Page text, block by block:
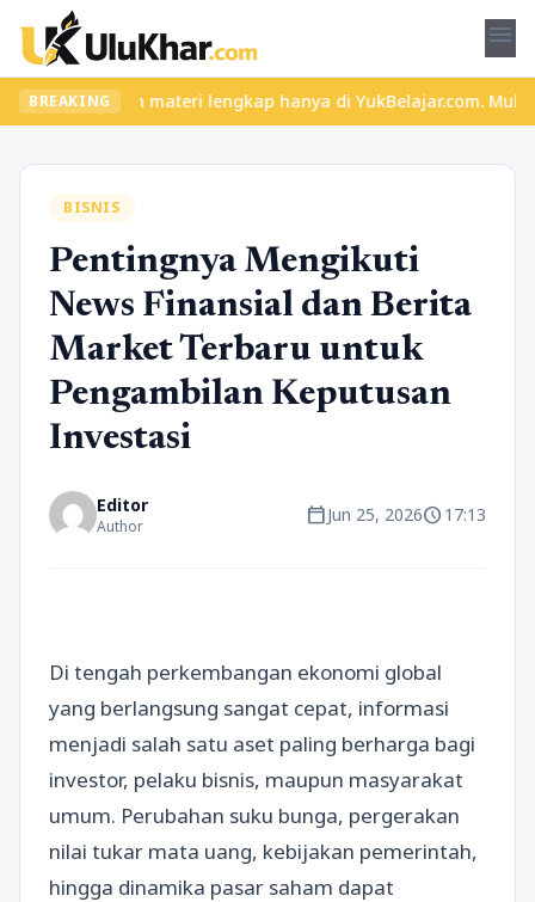
menu
BREAKING
dan materi lengkap hanya di YukBelajar.com. Mulai
BISNIS
Pentingnya Mengikuti
News Finansial dan Berita
Market Terbaru untuk
Pengambilan Keputusan
Investasi
Editor
Author calendar_todayJun 25, 2026schedule17:13
Di tengah perkembangan ekonomi global
yang berlangsung sangat cepat, informasi
menjadi salah satu aset paling berharga bagi
investor, pelaku bisnis, maupun masyarakat
umum. Perubahan suku bunga, pergerakan
nilai tukar mata uang, kebijakan pemerintah,
hingga dinamika pasar saham dapat